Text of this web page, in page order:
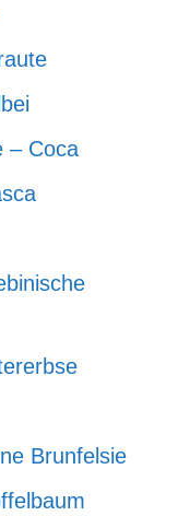
– Coca
Brunfelsie